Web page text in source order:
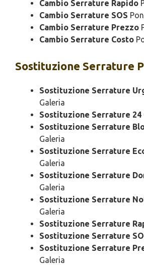
Cambio Serrature Rapido
Cambio Serrature SOS
Cambio Serrature Prezzo
Cambio Serrature Costo
Sostituzione Serrature
Sostituzione Serrature
Galeria
Sostituzione Serrature 24
Sostituzione Serrature
Galeria
Sostituzione Serrature
Galeria
Sostituzione Serrature
Galeria
Sostituzione Serrature
Galeria
Sostituzione Serrature
Sostituzione Serrature
Sostituzione Serrature
Galeria